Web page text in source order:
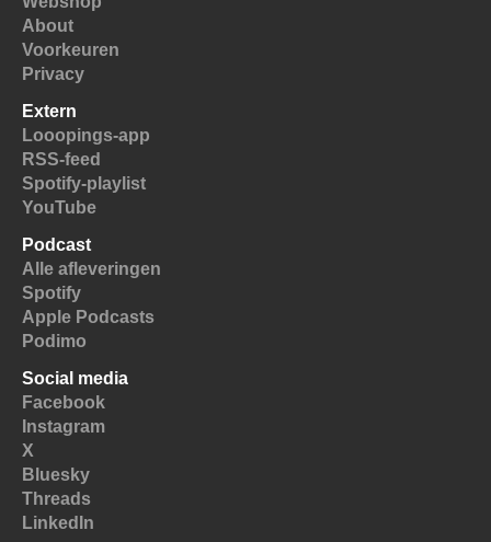
About
Voorkeuren
Privacy
Extern
Looopings-app
RSS-feed
Spotify-playlist
YouTube
Podcast
Alle afleveringen
Spotify
Apple Podcasts
Podimo
Social media
Facebook
Instagram
X
Bluesky
Threads
LinkedIn